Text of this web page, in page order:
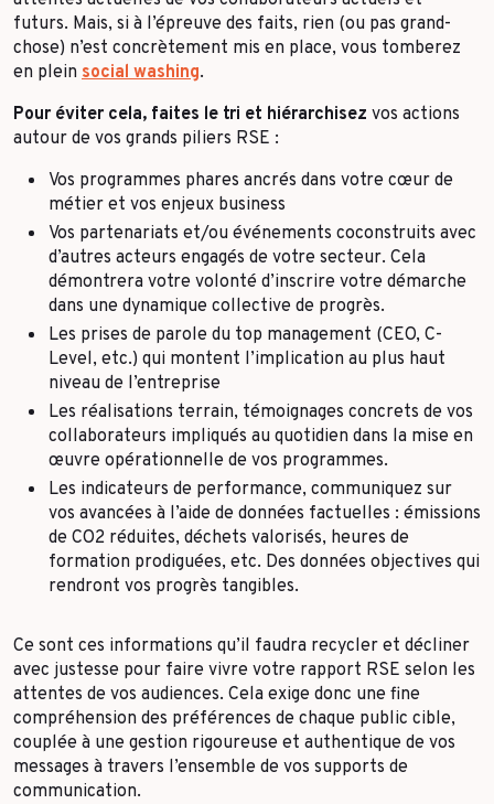
futurs. Mais, si à l’épreuve des faits, rien (ou pas grand-
chose) n’est concrètement mis en place, vous tomberez
en plein social washing.
Pour éviter cela, faites le tri et hiérarchisez vos actions
autour de vos grands piliers RSE :
Vos programmes phares ancrés dans votre cœur de
métier et vos enjeux business
Vos partenariats et/ou événements coconstruits avec
d’autres acteurs engagés de votre secteur. Cela
démontrera votre volonté d’inscrire votre démarche
dans une dynamique collective de progrès.
Les prises de parole du top management (CEO, C-
Level, etc.) qui montent l’implication au plus haut
niveau de l’entreprise
Les réalisations terrain, témoignages concrets de vos
collaborateurs impliqués au quotidien dans la mise en
œuvre opérationnelle de vos programmes.
Les indicateurs de performance, communiquez sur
vos avancées à l’aide de données factuelles : émissions
de CO2 réduites, déchets valorisés, heures de
formation prodiguées, etc. Des données objectives qui
rendront vos progrès tangibles.
Ce sont ces informations qu’il faudra recycler et décliner
avec justesse pour faire vivre votre rapport RSE selon les
attentes de vos audiences. Cela exige donc une fine
compréhension des préférences de chaque public cible,
couplée à une gestion rigoureuse et authentique de vos
messages à travers l’ensemble de vos supports de
communication.